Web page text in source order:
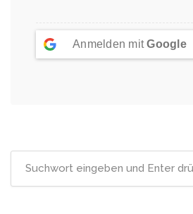
Anmelden mitGoogle